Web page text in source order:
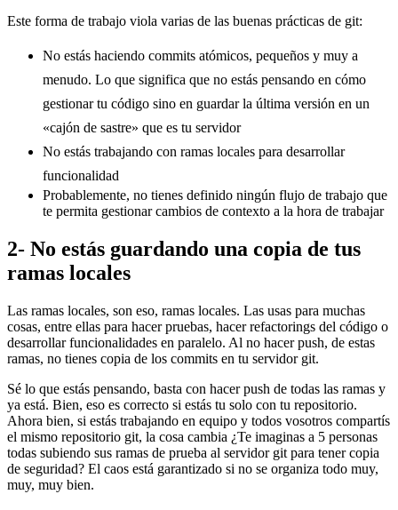
Este forma de trabajo viola varias de las buenas prácticas de git:
No estás haciendo commits atómicos, pequeños y muy a
menudo. Lo que significa que no estás pensando en cómo
gestionar tu código sino en guardar la última versión en un
«cajón de sastre» que es tu servidor
No estás trabajando con ramas locales para desarrollar
funcionalidad
Probablemente, no tienes definido ningún flujo de trabajo que
te permita gestionar cambios de contexto a la hora de trabajar
2- No estás guardando una copia de tus
ramas locales
Las ramas locales, son eso, ramas locales. Las usas para muchas
cosas, entre ellas para hacer pruebas, hacer refactorings del código o
desarrollar funcionalidades en paralelo. Al no hacer push, de estas
ramas, no tienes copia de los commits en tu servidor git.
Sé lo que estás pensando, basta con hacer push de todas las ramas y
ya está. Bien, eso es correcto si estás tu solo con tu repositorio.
Ahora bien, si estás trabajando en equipo y todos vosotros compartís
el mismo repositorio git, la cosa cambia ¿Te imaginas a 5 personas
todas subiendo sus ramas de prueba al servidor git para tener copia
de seguridad? El caos está garantizado si no se organiza todo muy,
muy, muy bien.